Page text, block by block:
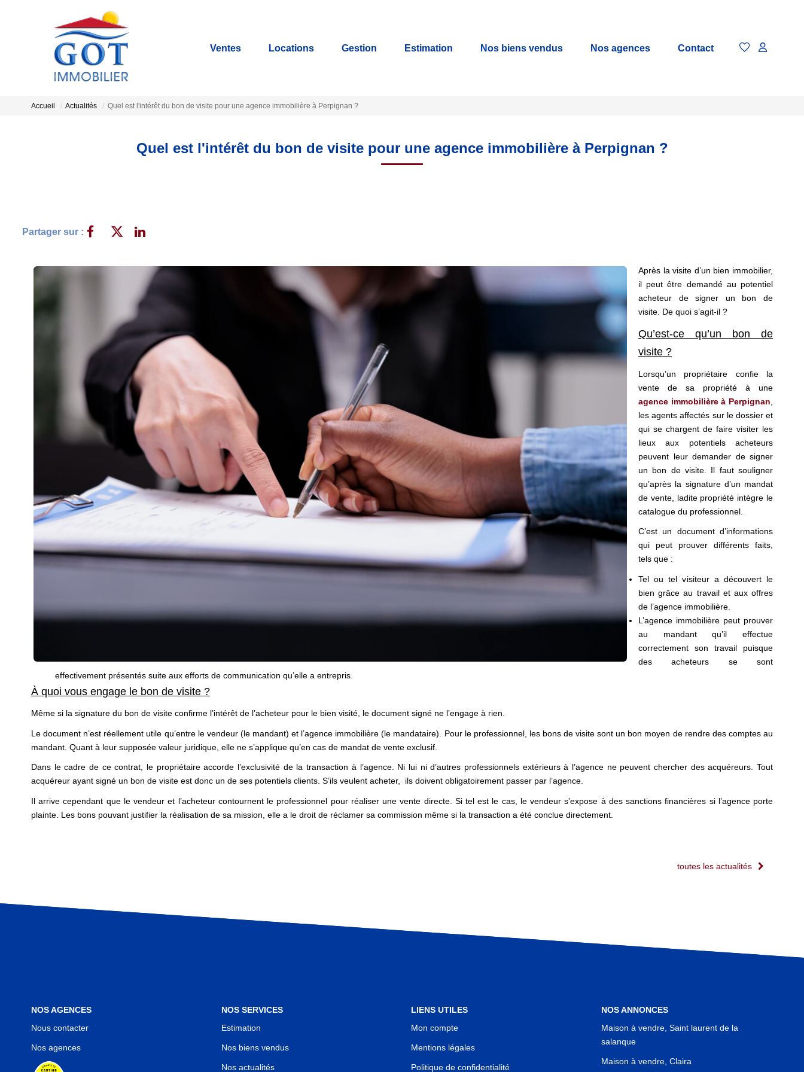
Ventes Locations Gestion Estimation Nos biens vendus Nos agences Contact
Accueil Actualités Quel est l'intérêt du bon de visite pour une agence immobilière à Perpignan ?
Quel est l'intérêt du bon de visite pour une agence immobilière à Perpignan ?
Partager sur :
Après la visite d’un bien immobilier,
il peut être demandé au potentiel
acheteur de signer un bon de
visite. De quoi s’agit-il ?
Qu’est-ce qu’un bon de
visite ?
Lorsqu’un propriétaire confie la
vente de sa propriété à une
agence immobilière à Perpignan
les agents affectés sur le dossier et
qui se chargent de faire visiter les
lieux aux potentiels acheteurs
peuvent leur demander de signer
un bon de visite. Il faut souligner
qu’après la signature d’un mandat
de vente, ladite propriété intègre le
catalogue du professionnel.
C’est un document d’informations
qui peut prouver différents faits,
tels que :
Tel ou tel visiteur a découvert le
bien grâce au travail et aux offres
de l’agence immobilière.
L’agence immobilière peut prouver
au mandant qu’il effectue
correctement son travail puisque
des acheteurs se sont
effectivement présentés suite aux efforts de communication qu’elle a entrepris.
À quoi vous engage le bon de visite ?
Même si la signature du bon de visite confirme l’intérêt de l’acheteur pour le bien visité, le document signé ne l’engage à rien.
Le document n’est réellement utile qu’entre le vendeur (le mandant) et l’agence immobilière (le mandataire). Pour le professionnel, les bons de visite sont un bon moyen de rendre des comptes au
mandant. Quant à leur supposée valeur juridique, elle ne s’applique qu’en cas de mandat de vente exclusif.
Dans le cadre de ce contrat, le propriétaire accorde l’exclusivité de la transaction à l’agence. Ni lui ni d’autres professionnels extérieurs à l’agence ne peuvent chercher des acquéreurs. Tout
acquéreur ayant signé un bon de visite est donc un de ses potentiels clients. S’ils veulent acheter, ils doivent obligatoirement passer par l’agence.
Il arrive cependant que le vendeur et l’acheteur contournent le professionnel pour réaliser une vente directe. Si tel est le cas, le vendeur s’expose à des sanctions financières si l’agence porte
plainte. Les bons pouvant justifier la réalisation de sa mission, elle a le droit de réclamer sa commission même si la transaction a été conclue directement.
toutes les actualités
NOS AGENCES
Nous contacter
Nos agences
NOS SERVICES
Estimation
Nos biens vendus
Nos actualités
LIENS UTILES
Mon compte
Mentions légales
Politique de confidentialité
NOS ANNONCES
Maison à vendre, Saint laurent de la
salanque
Maison à vendre, Claira